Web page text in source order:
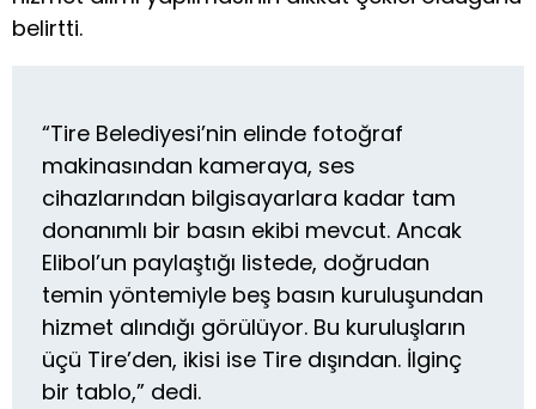
belirtti.
“Tire Belediyesi’nin elinde fotoğraf
makinasından kameraya, ses
cihazlarından bilgisayarlara kadar tam
donanımlı bir basın ekibi mevcut. Ancak
Elibol’un paylaştığı listede, doğrudan
temin yöntemiyle beş basın kuruluşundan
hizmet alındığı görülüyor. Bu kuruluşların
üçü Tire’den, ikisi ise Tire dışından. İlginç
bir tablo,” dedi.